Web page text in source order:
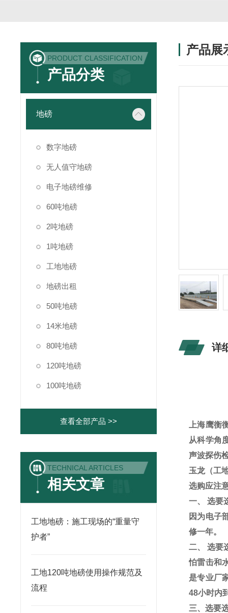
PRODUCT CLASSIFICATION
产品分类
地磅
数字地磅
无人值守地磅
电子地磅维修
60吨地磅
2吨地磅
1吨地磅
工地地磅
地磅出租
50吨地磅
14米地磅
80吨地磅
120吨地磅
100吨地磅
查看全部产品 >>
TECHNICAL ARTICLES
相关文章
工地地磅：施工现场的“重量守
护者”
工地120吨地磅使用操作规范及
流程
产品展
详
上海鹰衡
从科学角
声波探伤
玉龙（工
选购应注
一、
选要
因为电子
修一年。
二、
选要
怕雷击和
是专业厂
48小时内
三、选要